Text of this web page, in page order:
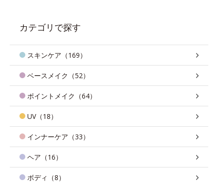
カテゴリで探す
スキンケア（169）
ベースメイク（52）
ポイントメイク（64）
UV（18）
インナーケア（33）
ヘア（16）
ボディ（8）